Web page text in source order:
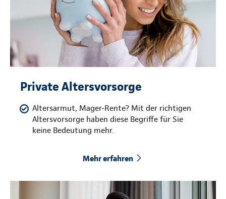
Private Altersvorsorge
Altersarmut, Mager-Rente? Mit der richtigen
Altersvorsorge haben diese Begriffe für Sie
keine Bedeutung mehr.
Mehr erfahren